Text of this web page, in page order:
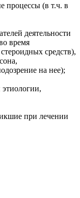
процессы (в т.ч. в
деятельности
время
средств),
на нее);
этиологии,
при лечении